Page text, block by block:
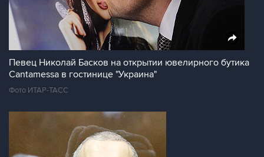
Певец Николай Басков на открытии ювелирного бутика
Cantamessa в гостинице "Украина"
Фото ИТАР-ТАСС